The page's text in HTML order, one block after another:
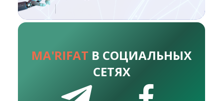
MA'RIFAT В СОЦИАЛЬНЫХ
СЕТЯХ